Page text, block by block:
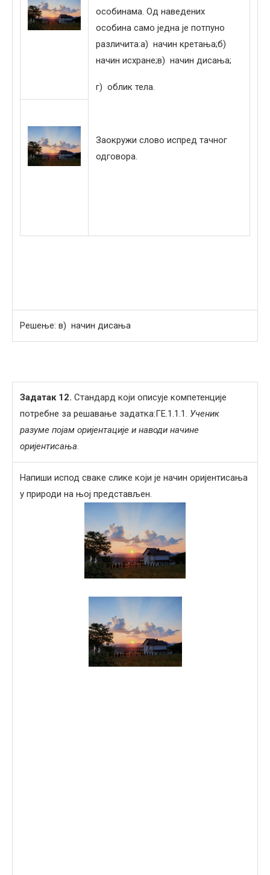
особинама. Од наведених
особина само једна је потпуно
различита:а) начин кретања;б)
начин исхране;в) начин дисања;
г) облик тела.
Заокружи слово испред тачног
одговора.
Решење: в) начин дисања
Задатак 1 2. Стандард који описује компетенције
потребне за решавање задатка:ГЕ.1.1.1. Ученик
разуме појам оријентације и наводи начине
оријентисања.
Напиши испод сваке слике који је начин оријентисања
у природи на њој представљен.